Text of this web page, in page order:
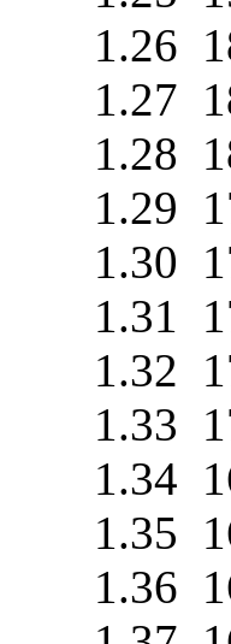
1.26
1.27
1.28
1.29
1.30
1.31
1.32
1.33
1.34
1.35
1.36